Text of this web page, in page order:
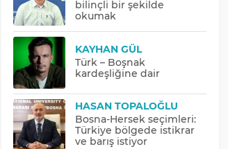
bilinçli bir şekilde
okumak
KAYHAN GÜL
Türk – Boşnak
kardeşliğine dair
HASAN TOPALOĞLU
Bosna-Hersek seçimleri:
Türkiye bölgede istikrar
ve barış istiyor